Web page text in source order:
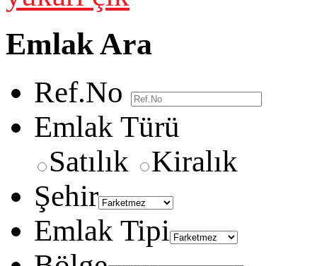
Emlak Ara
Ref.No
Emlak Türü
Satılık
Kiralık
Şehir
Emlak Tipi